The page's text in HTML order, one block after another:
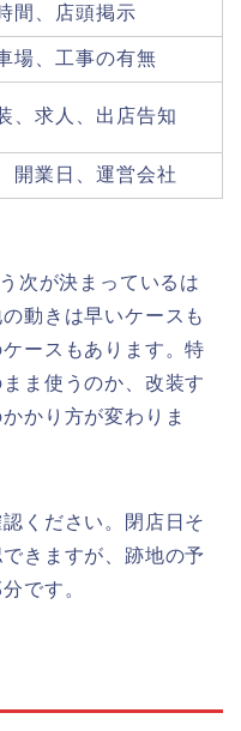
間、店頭掲示
場、工事の有無
、求人、出店告知
開業日、運営会社
次が決まっているは
動きは早いケースも
ースもあります。特
ま使うのか、改装す
かり方が変わりま
ください。閉店日そ
きますが、跡地の予
です。